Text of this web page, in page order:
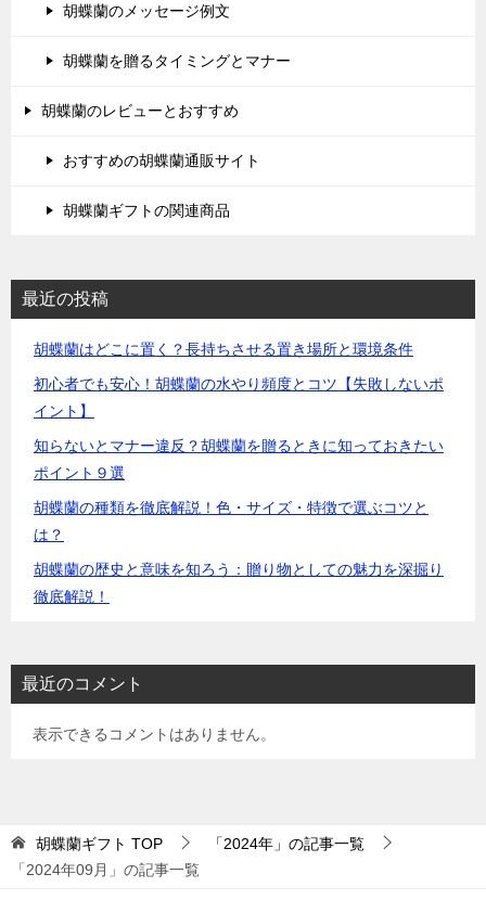
胡蝶蘭のメッセージ例文
胡蝶蘭を贈るタイミングとマナー
胡蝶蘭のレビューとおすすめ
おすすめの胡蝶蘭通販サイト
胡蝶蘭ギフトの関連商品
最近の投稿
胡蝶蘭はどこに置く？長持ちさせる置き場所と環境条件
初心者でも安心！胡蝶蘭の水やり頻度とコツ【失敗しないポ
イント】
知らないとマナー違反？胡蝶蘭を贈るときに知っておきたい
ポイント９選
胡蝶蘭の種類を徹底解説！色・サイズ・特徴で選ぶコツと
は？
胡蝶蘭の歴史と意味を知ろう：贈り物としての魅力を深掘り
徹底解説！
最近のコメント
表示できるコメントはありません。
胡蝶蘭ギフト TOP
「2024年」の記事一覧
「2024年09月」の記事一覧